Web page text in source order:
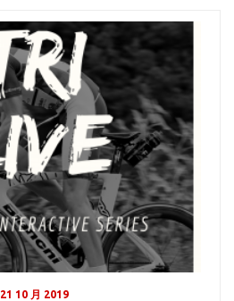
21 10 月 2019